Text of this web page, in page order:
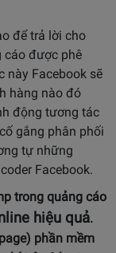
để trả lời cho
cáo được phê
này Facebook sẽ
hàng nào đó
động tương tác
gắng phân phối
tự những
Facebook.
trong quảng cáo
hiệu quả.
phần mềm